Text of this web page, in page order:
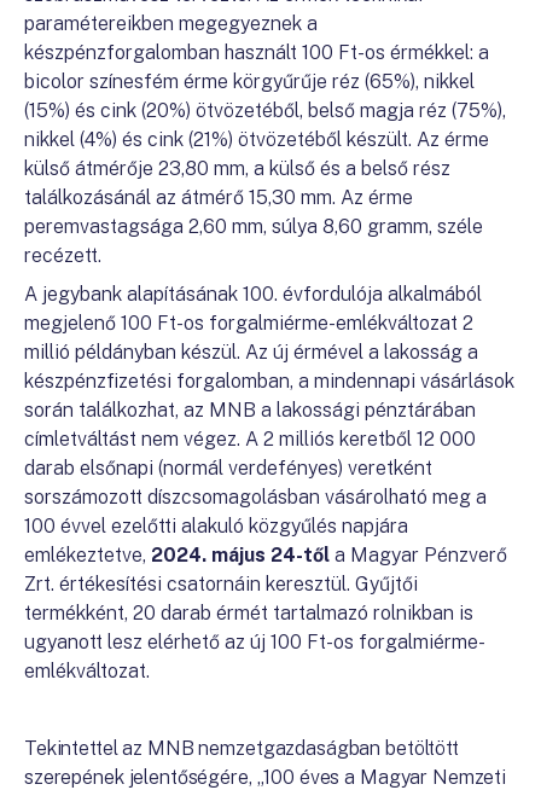
paramétereikben megegyeznek a
készpénzforgalomban használt 100 Ft-os érmékkel: a
bicolor színesfém érme körgyűrűje réz (65%), nikkel
(15%) és cink (20%) ötvözetéből, belső magja réz (75%),
nikkel (4%) és cink (21%) ötvözetéből készült. Az érme
külső átmérője 23,80 mm, a külső és a belső rész
találkozásánál az átmérő 15,30 mm. Az érme
peremvastagsága 2,60 mm, súlya 8,60 gramm, széle
recézett.
A jegybank alapításának 100. évfordulója alkalmából
megjelenő 100 Ft-os forgalmiérme-emlékváltozat 2
millió példányban készül. Az új érmével a lakosság a
készpénzfizetési forgalomban, a mindennapi vásárlások
során találkozhat, az MNB a lakossági pénztárában
címletváltást nem végez. A 2 milliós keretből 12 000
darab elsőnapi (normál verdefényes) veretként
sorszámozott díszcsomagolásban vásárolható meg a
100 évvel ezelőtti alakuló közgyűlés napjára
emlékeztetve, 2024. május 24-től a Magyar Pénzverő
Zrt. értékesítési csatornáin keresztül. Gyűjtői
termékként, 20 darab érmét tartalmazó rolnikban is
ugyanott lesz elérhető az új 100 Ft-os forgalmiérme-
emlékváltozat.
Tekintettel az MNB nemzetgazdaságban betöltött
szerepének jelentőségére, „100 éves a Magyar Nemzeti